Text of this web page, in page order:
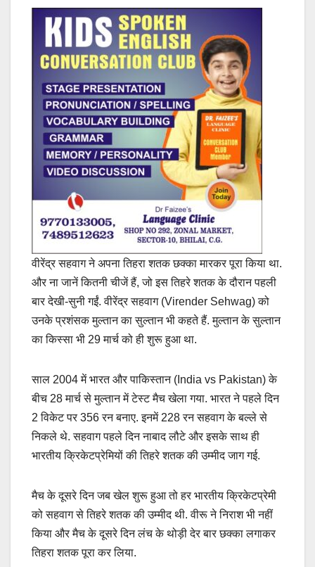
वीरेंद्र सहवाग ने अपना तिहरा शतक छक्का मारकर पूरा किया था.
और ना जानें कितनी चीजें हैं, जो इस तिहरे शतक के दौरान पहली
बार देखी-सुनी गईं. वीरेंद्र सहवाग (Virender Sehwag) को
उनके प्रशंसक मुल्तान का सुल्तान भी कहते हैं. मुल्तान के सुल्तान
का किस्सा भी 29 मार्च को ही शुरू हुआ था.
साल 2004 में भारत और पाकिस्तान (India vs Pakistan) के
बीच 28 मार्च से मुल्तान में टेस्ट मैच खेला गया. भारत ने पहले दिन
2 विकेट पर 356 रन बनाए. इनमें 228 रन सहवाग के बल्ले से
निकले थे. सहवाग पहले दिन नाबाद लौटे और इसके साथ ही
भारतीय क्रिकेटप्रेमियों की तिहरे शतक की उम्मीद जाग गई.
मैच के दूसरे दिन जब खेल शुरू हुआ तो हर भारतीय क्रिकेटप्रेमी
को सहवाग से तिहरे शतक की उम्मीद थी. वीरू ने निराश भी नहीं
किया और मैच के दूसरे दिन लंच के थोड़ी देर बार छक्का लगाकर
तिहरा शतक पूरा कर लिया.